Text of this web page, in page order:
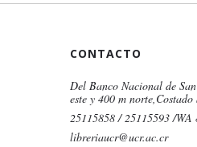
CONTACTO
Del Banco Nacional de
este y 400 m
25115858 / 25115593 /WA
libreriaucr@ucr.ac.cr